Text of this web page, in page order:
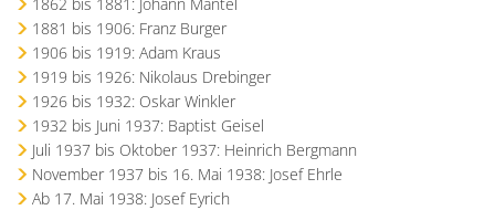
1881 bis 1906: Franz Burger
1906 bis 1919: Adam Kraus
1919 bis 1926: Nikolaus Drebinger
1926 bis 1932: Oskar Winkler
1932 bis Juni 1937: Baptist Geisel
Juli 1937 bis Oktober 1937: Heinrich Bergmann
November 1937 bis 16. Mai 1938: Josef Ehrle
Ab 17. Mai 1938: Josef Eyrich